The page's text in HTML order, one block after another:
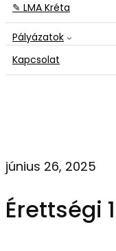
✎ LMA Kréta
Pályázatok
Kapcsolat
június 26, 2025
Érettségi